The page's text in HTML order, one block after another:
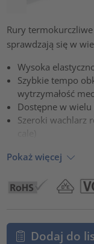
Rury
sprawdzają się w
Wysoka
Szybkie tempo
wytrzymałość
Dostępne w
Szeroki wachlarz
Pokaż więcej
Dodaj do